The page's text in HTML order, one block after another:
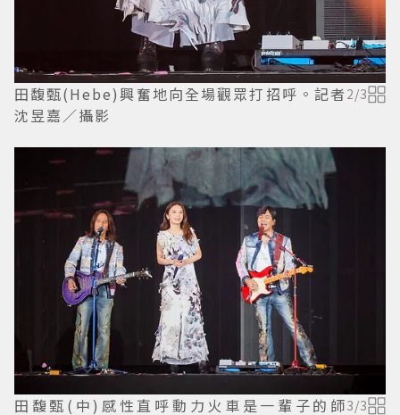
田馥甄(Hebe)興奮地向全場觀眾打招呼。記者
沈昱嘉／攝影
2/3
田馥甄(中)感性直呼動力火車是一輩子的師3/3